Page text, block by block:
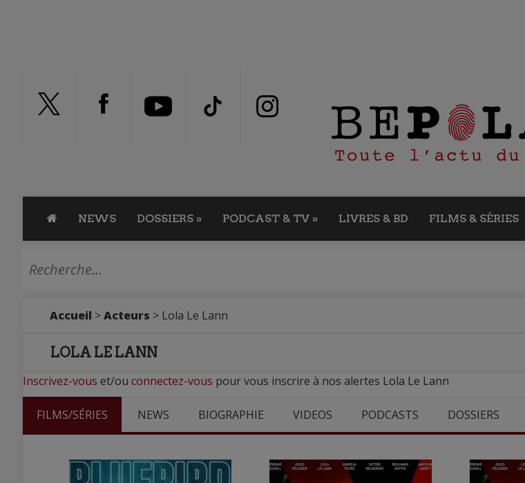
NEWS DOSSIERS » PODCAST & TV » LIVRES & BD FILMS & SÉRIES
Accueil >Acteurs > Lola Le Lann
LOLA LE LANN
Inscrivez-vous et/ou connectez-vous pour vous inscrire à nos alertes Lola Le Lann
FILMS/SÉRIES NEWS BIOGRAPHIE VIDEOS PODCASTS DOSSIERS